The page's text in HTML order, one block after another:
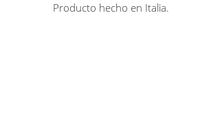
cubierta y gancho.
Producto hecho en Italia.